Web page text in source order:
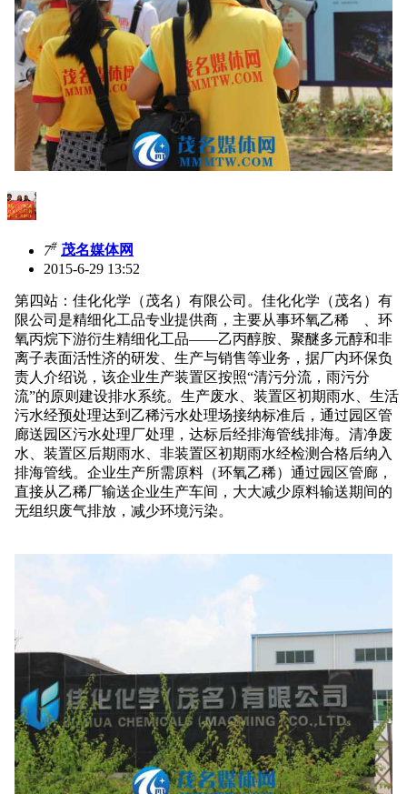
7# 茂名媒体网
2015-6-29 13:52
第四站：佳化化学（茂名）有限公司。佳化化学（茂名）有
限公司是精细化工品专业提供商，主要从事环氧乙稀 、环
氧丙烷下游衍生精细化工品——乙丙醇胺、聚醚多元醇和非
离子表面活性济的研发、生产与销售等业务，据厂内环保负
责人介绍说，该企业生产装置区按照“清污分流，雨污分
流”的原则建设排水系统。生产废水、装置区初期雨水、生活
污水经预处理达到乙稀污水处理场接纳标准后，通过园区管
廊送园区污水处理厂处理，达标后经排海管线排海。清净废
水、装置区后期雨水、非装置区初期雨水经检测合格后纳入
排海管线。企业生产所需原料（环氧乙稀）通过园区管廊，
直接从乙稀厂输送企业生产车间，大大减少原料输送期间的
无组织废气排放，减少环境污染。